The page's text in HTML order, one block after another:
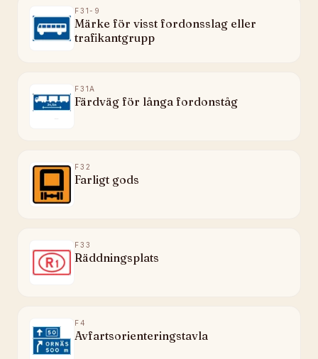
F31-9
Märke för visst fordonsslag eller
trafikantgrupp
F31A
Färdväg för långa fordonståg
F32
Farligt gods
F33
Räddningsplats
F4
Avfartsorienteringstavla